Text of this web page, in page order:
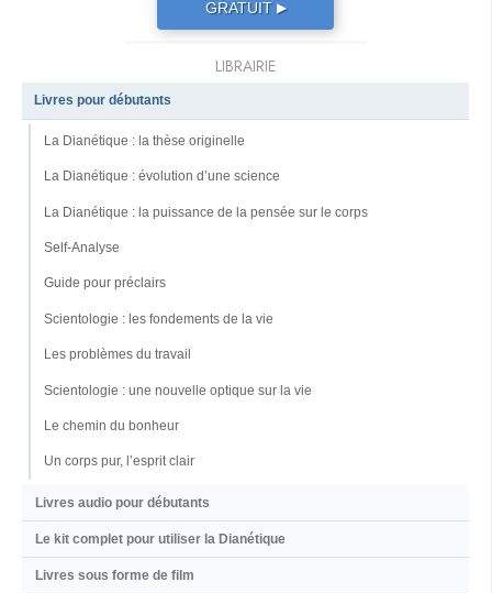
GRATUIT ▶
LIBRAIRIE
Livres pour débutants
La Dianétique : la thèse originelle
La Dianétique : évolution d’une science
La Dianétique : la puissance de la pensée sur le corps
Self-Analyse
Guide pour préclairs
Scientologie : les fondements de la vie
Les problèmes du travail
Scientologie : une nouvelle optique sur la vie
Le chemin du bonheur
Un corps pur, l’esprit clair
Livres audio pour débutants
Le kit complet pour utiliser la Dianétique
Livres sous forme de film